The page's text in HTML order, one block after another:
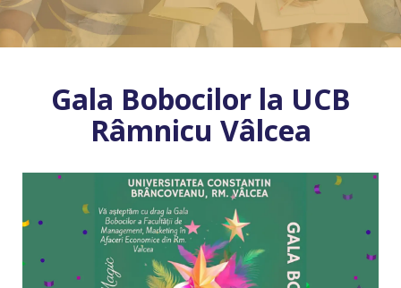
Gala Bobocilor la UCB
Râmnicu Vâlcea